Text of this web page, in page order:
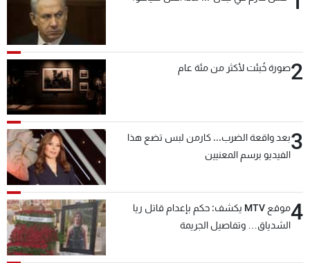
2صورة خُبئت لأكثر من مئة عام
3بعد واقعة الضرب... كارمن لبس تضع هذا
الفيديو برسم المعنيين
4
موقع MTV يكشف: حكم بإعدام قاتل ريا
الشدياق… وتفاصيل الجريمة
الإنـتـاج